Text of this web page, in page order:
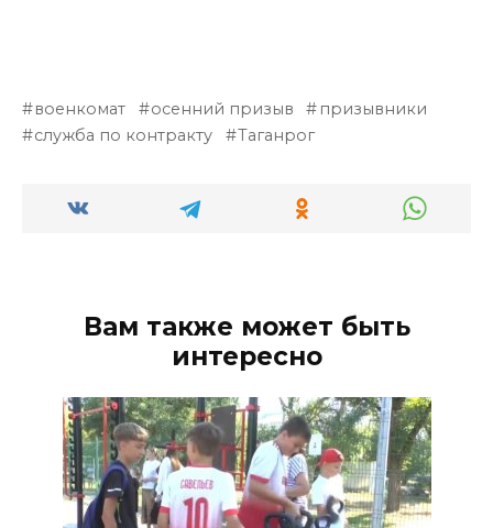
военкомат осенний призыв
призывники
служба по контракту
Таганрог
Вам также может быть
интересно